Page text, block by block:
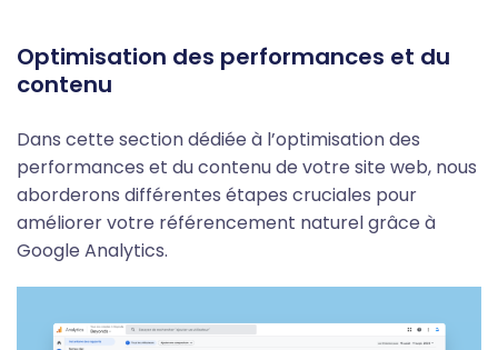
Optimisation des performances et du
contenu
Dans cette section dédiée à l’optimisation des
performances et du contenude votre site web, nous
aborderons différentes étapes cruciales pour
améliorer votre référencement naturel grâce à
Google Analytics.